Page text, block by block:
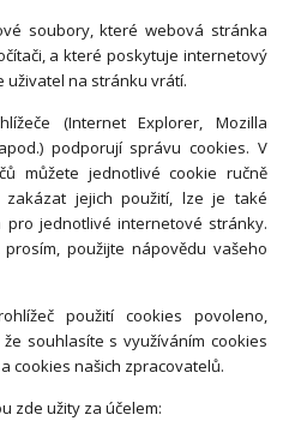
soubory, které webová stránka
a které poskytuje internetový
uživatel na stránku vrátí.
(Internet Explorer, Mozilla
podporují správu cookies. V
můžete jednotlivé cookie ručně
jejich použití, lze je také
jednotlivé internetové stránky.
použijte nápovědu vašeho
použití cookies povoleno,
souhlasíte s využíváním cookies
cookies našich zpracovatelů.
zde užity za účelem: